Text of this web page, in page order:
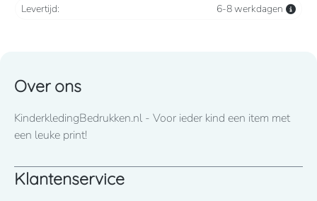
Levertijd:
6-8 werkdagen
Over ons
KinderkledingBedrukken.nl - Voor ieder kind een item met
een leuke print!
Klantenservice